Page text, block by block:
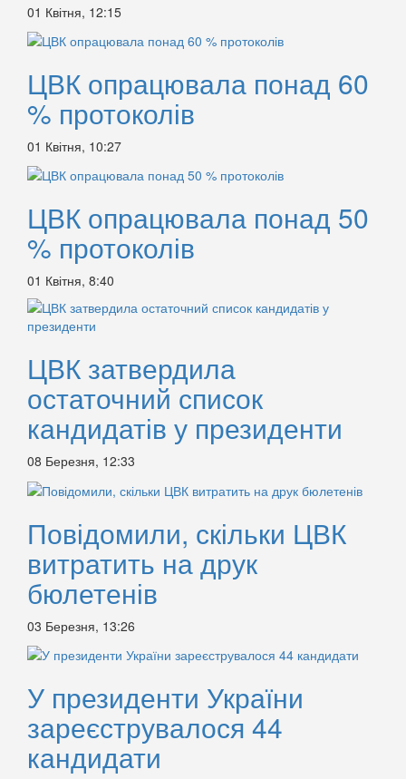
01 Квітня, 12:15
ЦВК опрацювала понад 60
% протоколів
01 Квітня, 10:27
ЦВК опрацювала понад 50
% протоколів
01 Квітня, 8:40
ЦВК затвердила
остаточний список
кандидатів у президенти
08 Березня, 12:33
Повідомили, скільки ЦВК
витратить на друк
бюлетенів
03 Березня, 13:26
У президенти України
зареєструвалося 44
кандидати